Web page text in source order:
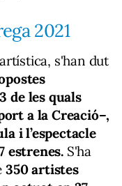
2021
s'han dut
de les quals
a la Creació–,
i l’espectacle
estrenes. S'ha
350 artistes